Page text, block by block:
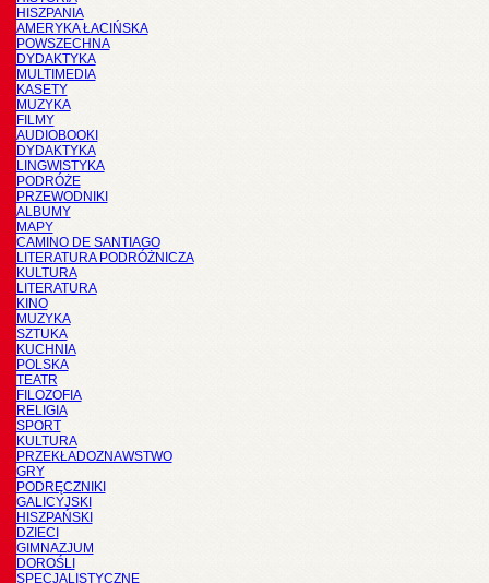
HISZPANIA
AMERYKA ŁACIŃSKA
POWSZECHNA
DYDAKTYKA
MULTIMEDIA
KASETY
MUZYKA
FILMY
AUDIOBOOKI
DYDAKTYKA
LINGWISTYKA
PODRÓŻE
PRZEWODNIKI
ALBUMY
MAPY
CAMINO DE SANTIAGO
LITERATURA PODRÓŻNICZA
KULTURA
LITERATURA
KINO
MUZYKA
SZTUKA
KUCHNIA
POLSKA
TEATR
FILOZOFIA
RELIGIA
SPORT
KULTURA
PRZEKŁADOZNAWSTWO
GRY
PODRĘCZNIKI
GALICYJSKI
HISZPAŃSKI
DZIECI
GIMNAZJUM
DOROŚLI
SPECJALISTYCZNE